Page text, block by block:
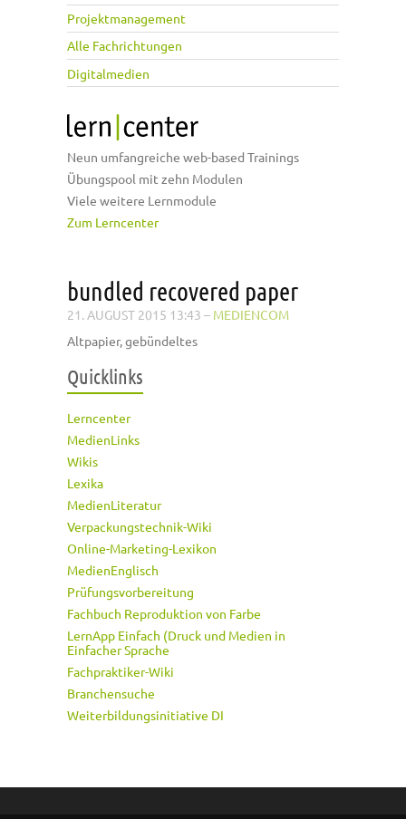
Projektmanagement
Alle Fachrichtungen
Digitalmedien
Neun umfangreiche web-based Trainings
Übungspool mit zehn Modulen
Viele weitere Lernmodule
Zum Lerncenter
bundled recovered paper
21. AUGUST 2015 13:43 – MEDIENCOM
Altpapier, gebündeltes
Quicklinks
Lerncenter
MedienLinks
Wikis
Lexika
MedienLiteratur
Verpackungstechnik-Wiki
Online-Marketing-Lexikon
MedienEnglisch
Prüfungsvorbereitung
Fachbuch Reproduktion von Farbe
LernApp Einfach (Druck und Medien in
Einfacher Sprache
Fachpraktiker-Wiki
Branchensuche
Weiterbildungsinitiative DI